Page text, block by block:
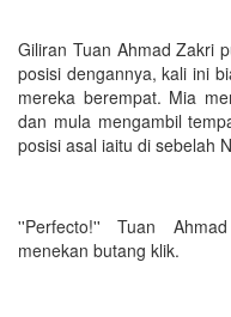
Giliran Tuan Ahmad Zakri
posisi dengannya, kali ini
mereka berempat. Mia
dan mula mengambil
posisi asal iaitu di sebelah
''Perfecto!'' Tuan
menekan butang klik.